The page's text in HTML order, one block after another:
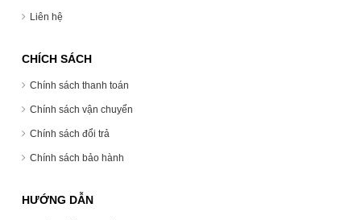
Liên hệ
CHÍCH SÁCH
Chính sách thanh toán
Chính sách vận chuyển
Chính sách đổi trả
Chính sách bảo hành
HƯỚNG DẪN